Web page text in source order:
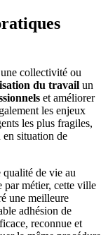
collectivité ou
du travail un
et améliorer
les enjeux
les plus fragiles,
en situation de
qualité de vie au
métier, cette ville
une meilleure
adhésion de
reconnue et